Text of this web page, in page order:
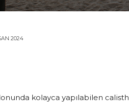
2024
kolayca yapılabilen